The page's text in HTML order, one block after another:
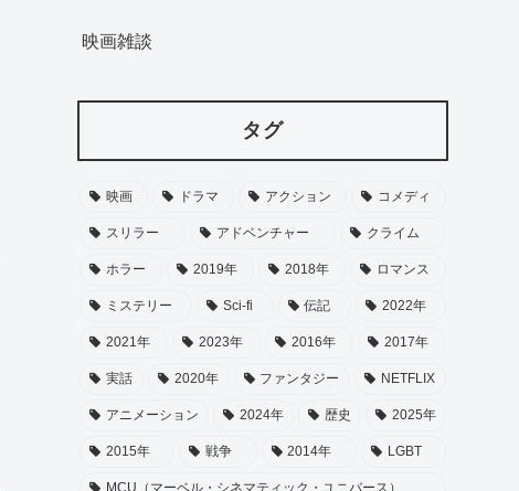
映画雑談
タグ
映画 ドラマ アクション コメディ
スリラー アドベンチャー クライム
ホラー 2019年 2018年 ロマンス
ミステリー Sci-fi 伝記 2022年
2021年 2023年 2016年 2017年
実話 2020年 ファンタジー NETFLIX
アニメーション 2024年 歴史 2025年
2015年 戦争 2014年 LGBT
MCU（マーベル・シネマティック・ユニバース）